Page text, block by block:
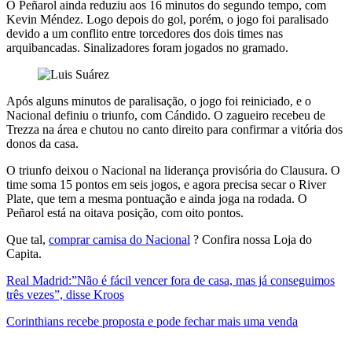
O Peñarol ainda reduziu aos 16 minutos do segundo tempo, com
Kevin Méndez. Logo depois do gol, porém, o jogo foi paralisado
devido a um conflito entre torcedores dos dois times nas
arquibancadas. Sinalizadores foram jogados no gramado.
Após alguns minutos de paralisação, o jogo foi reiniciado, e o
Nacional definiu o triunfo, com Cándido. O zagueiro recebeu de
Trezza na área e chutou no canto direito para confirmar a vitória dos
donos da casa.
O triunfo deixou o Nacional na liderança provisória do Clausura. O
time soma 15 pontos em seis jogos, e agora precisa secar o River
Plate, que tem a mesma pontuação e ainda joga na rodada. O
Peñarol está na oitava posição, com oito pontos.
Que tal, comprar camisa do Nacional ? Confira nossa Loja do
Capita.
Real Madrid:”Não é fácil vencer fora de casa, mas já conseguimos
três vezes”, disse Kroos
Corinthians recebe proposta e pode fechar mais uma venda